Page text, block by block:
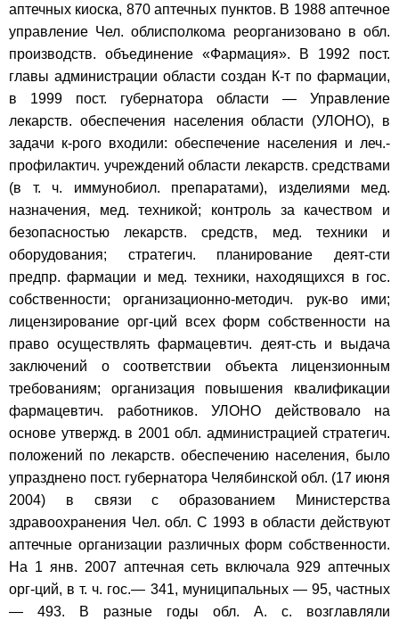
аптечных киоска, 870 аптечных пунктов. В 1988 аптечное
управление Чел. облисполкома реорганизовано в обл.
производств. объединение «Фармация». В 1992 пост.
главы администрации области создан К-т по фармации,
в 1999 пост. губернатора области — Управление
лекарств. обеспечения населения области (УЛОНО), в
задачи к-рого входили: обеспечение населения и леч.-
профилактич. учреждений области лекарств. средствами
(в т. ч. иммунобиол. препаратами), изделиями мед.
назначения, мед. техникой; контроль за качеством и
безопасностью лекарств. средств, мед. техники и
оборудования; стратегич. планирование деят-сти
предпр. фармации и мед. техники, находящихся в гос.
собственности; организационно-методич. рук-во ими;
лицензирование орг-ций всех форм собственности на
право осуществлять фармацевтич. деят-сть и выдача
заключений о соответствии объекта лицензионным
требованиям; организация повышения квалификации
фармацевтич. работников. УЛОНО действовало на
основе утвержд. в 2001 обл. администрацией стратегич.
положений по лекарств. обеспечению населения, было
упразднено пост. губернатора Челябинской обл. (17 июня
2004) в связи с образованием Министерства
здравоохранения Чел. обл. С 1993 в области действуют
аптечные организации различных форм собственности.
На 1 янв. 2007 аптечная сеть включала 929 аптечных
орг-ций, в т. ч. гос.— 341, муниципальных — 95, частных
— 493. В разные годы обл. А. с. возглавляли